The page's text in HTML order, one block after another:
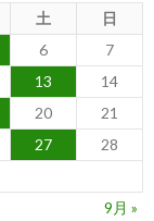
土
日
6
7
13
14
20
21
27
28
9月 »